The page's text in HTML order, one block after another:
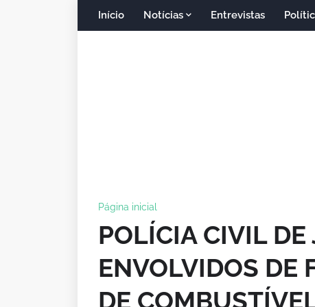
Início Notícias Entrevistas
Página inicial
POLÍCIA CIVIL
ENVOLVIDOS DE
DE